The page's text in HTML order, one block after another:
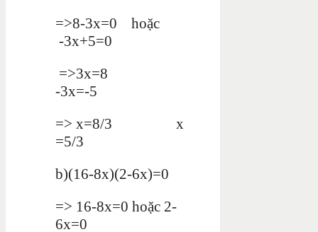
=>8-3x=0 hoặc
-3x+5=0
=>3x=8
-3x=-5
=> x=8/3 x
=5/3
b)(16-8x)(2-6x)=0
=> 16-8x=0 hoặc 2-
6x=0